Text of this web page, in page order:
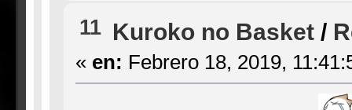
11 Kuroko no Basket/
« en: Febrero 18, 2019,